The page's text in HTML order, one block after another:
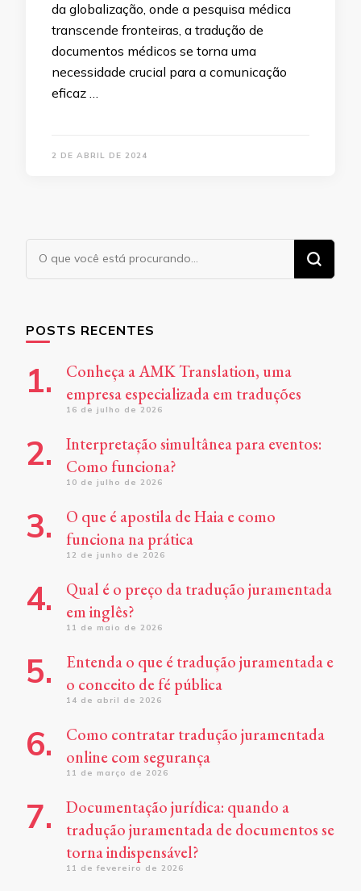
da globalização, onde a pesquisa médica
transcende fronteiras, a tradução de
documentos médicos se torna uma
necessidade crucial para a comunicação
eficaz …
2 DE ABRIL DE 2024
Procurando
algo?
POSTS RECENTES
Conheça a AMK Translation, uma
empresa especializada em traduções
16 de julho de 2026
Interpretação simultânea para eventos:
Como funciona?
10 de julho de 2026
O que é apostila de Haia e como
funciona na prática
12 de junho de 2026
Qual é o preço da tradução juramentada
em inglês?
11 de maio de 2026
Entenda o que é tradução juramentada e
o conceito de fé pública
14 de abril de 2026
Como contratar tradução juramentada
online com segurança
11 de março de 2026
Documentação jurídica: quando a
tradução juramentada de documentos se
torna indispensável?
11 de fevereiro de 2026